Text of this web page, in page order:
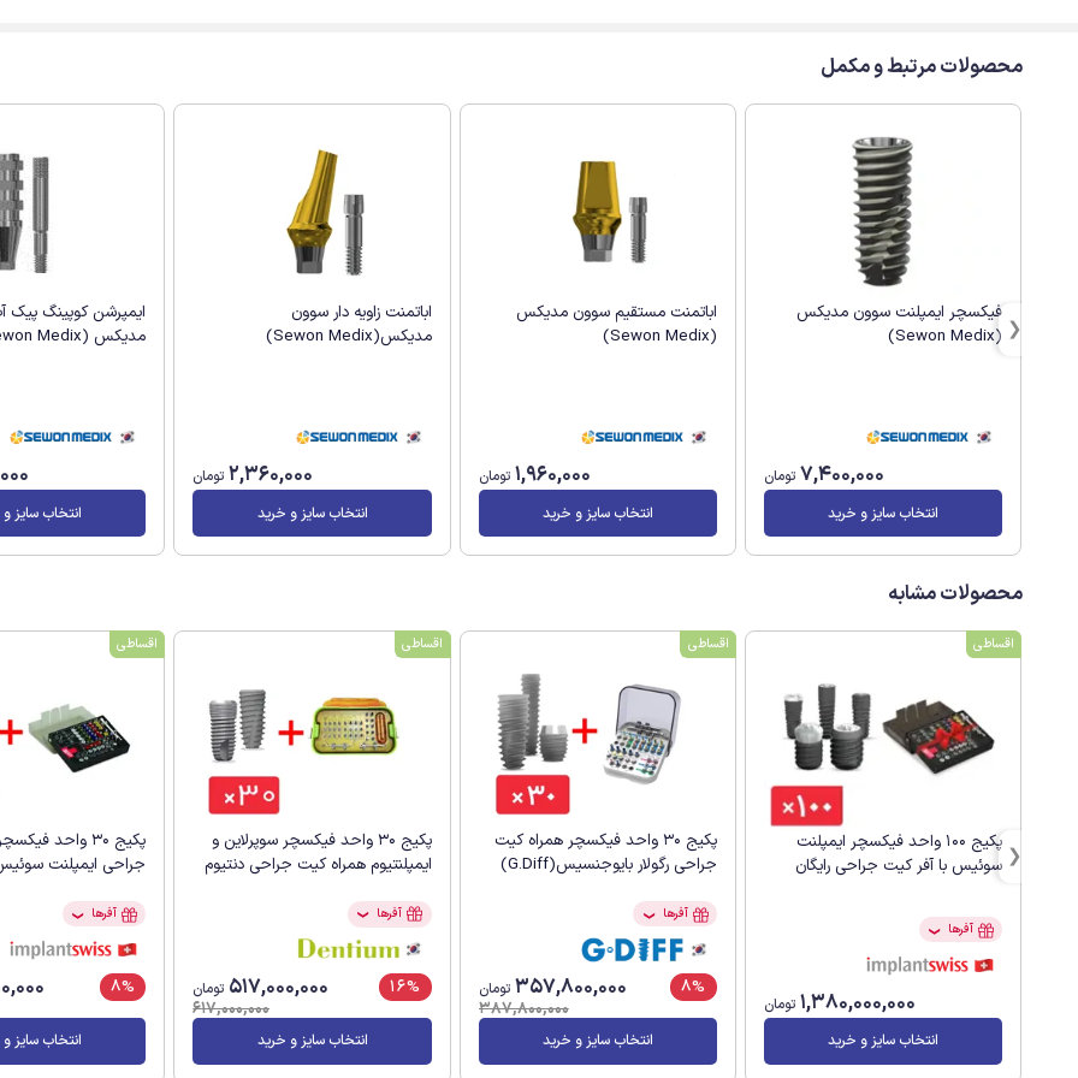
محصولات مرتبط و مکمل
فیکسچر ایمپلنت سوون مدیکس
(Sewon Medix)
7,400,000 تومان
انتخاب سایز و خرید
اباتمنت مستقیم سوون مدیکس
(Sewon Medix)
1,960,000 تومان
انتخاب سایز و خرید
اباتمنت زاویه دار سوون
مدیکس(Sewon Medix)
2,360,000 تومان
انتخاب سایز و خرید
ایمپرشن کوپینگ پیک
مدیکس (Sewon Medix)
انتخاب سایز
محصولات مشابه
اقساطی
پکیج 100 واحد فیکسچر ایمپلنت
سوئیس با آفر کیت جراحی رایگان
آفرها ❯
1,380,000,000 تومان
انتخاب سایز و خرید
اقساطی
پکیج 30 واحد فیکسچر همراه کیت
جراحی رگولار بایوجنسیس(G.Diff)
آفرها ❯
8%
357,800,000 تومان
387,800,000
انتخاب سایز و خرید
اقساطی
پکیج 30 واحد فیکسچر سوپرلاین و
ایمپلنتیوم همراه کیت جراحی دنتیوم
آفرها ❯
16%
517,000,000 تومان
617,000,000
انتخاب سایز و خرید
اقساطی
پکیج 30 واحد
جراحی ایمپلنت
آفرها ❯
8%
انتخاب سایز